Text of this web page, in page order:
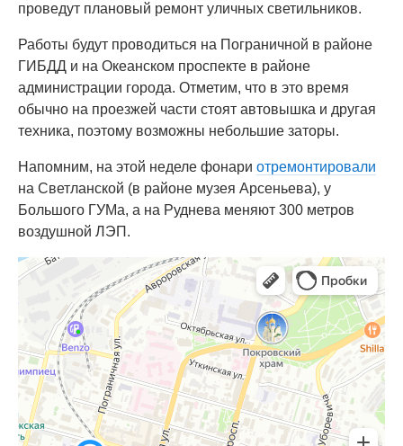
проведут плановый ремонт уличных светильников.
Работы будут проводиться на Пограничной в районе
ГИБДД и на Океанском проспекте в районе
администрации города. Отметим, что в это время
обычно на проезжей части стоят автовышка и другая
техника, поэтому возможны небольшие заторы.
Напомним, на этой неделе фонари отремонтировали
на Светланской (в районе музея Арсеньева), у
Большого ГУМа, а на Руднева меняют 300 метров
воздушной ЛЭП.